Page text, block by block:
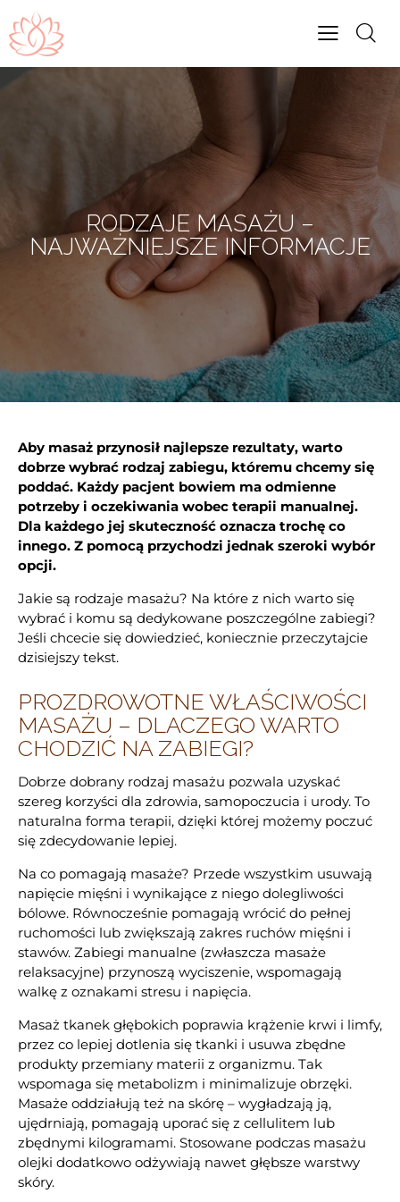
RODZAJE MASAŻU –
NAJWAŻNIEJSZE INFORMACJE
Aby masaż przynosił najlepsze rezultaty, warto
dobrze wybrać rodzaj zabiegu, któremu chcemy się
poddać. Każdy pacjent bowiem ma odmienne
potrzeby i oczekiwania wobec terapii manualnej.
Dla każdego jej skuteczność oznacza trochę co
innego. Z pomocą przychodzi jednak szeroki wybór
opcji.
Jakie są rodzaje masażu? Na które z nich warto się
wybrać i komu są dedykowane poszczególne zabiegi?
Jeśli chcecie się dowiedzieć, koniecznie przeczytajcie
dzisiejszy tekst.
PROZDROWOTNE WŁAŚCIWOŚCI
MASAŻU – DLACZEGO WARTO
CHODZIĆ NA ZABIEGI?
Dobrze dobrany rodzaj masażu pozwala uzyskać
szereg korzyści dla zdrowia, samopoczucia i urody. To
naturalna forma terapii, dzięki której możemy poczuć
się zdecydowanie lepiej.
Na co pomagają masaże? Przede wszystkim usuwają
napięcie mięśni i wynikające z niego dolegliwości
bólowe. Równocześnie pomagają wrócić do pełnej
ruchomości lub zwiększają zakres ruchów mięśni i
stawów. Zabiegi manualne (zwłaszcza masaże
relaksacyjne) przynoszą wyciszenie, wspomagają
walkę z oznakami stresu i napięcia.
Masaż tkanek głębokich poprawia krążenie krwi i limfy,
przez co lepiej dotlenia się tkanki i usuwa zbędne
produkty przemiany materii z organizmu. Tak
wspomaga się metabolizm i minimalizuje obrzęki.
Masaże oddziałują też na skórę – wygładzają ją,
ujędrniają, pomagają uporać się z cellulitem lub
zbędnymi kilogramami. Stosowane podczas masażu
olejki dodatkowo odżywiają nawet głębsze warstwy
skóry.